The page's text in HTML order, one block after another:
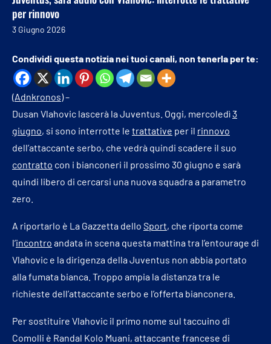
per rinnovo
3 Giugno 2026
Condividi questa notizia nei tuoi canali, non tenerla per te:
(Adnkronos) –
Dusan Vlahovic lascerà la Juventus. Oggi, mercoledì3
giugno, si sono interrotte le trattative per il rinnovo
dell’attaccante serbo, che vedrà quindi scadere il suo
contratto con i bianconeri il prossimo 30 giugno e sarà
quindi libero di cercarsi una nuova squadra a parametro
zero.
A riportarlo è La Gazzetta dello Sport, che riporta come
l’incontro andata in scena questa mattina tra l’entourage di
Vlahovic e la dirigenza della Juventus non abbia portato
alla fumata bianca. Troppo ampia la distanza tra le
richieste dell’attaccante serbo e l’offerta bianconera.
Per sostituire Vlahovic il primo nome sul taccuino di
Comolli è Randal Kolo Muani, attaccante francese di